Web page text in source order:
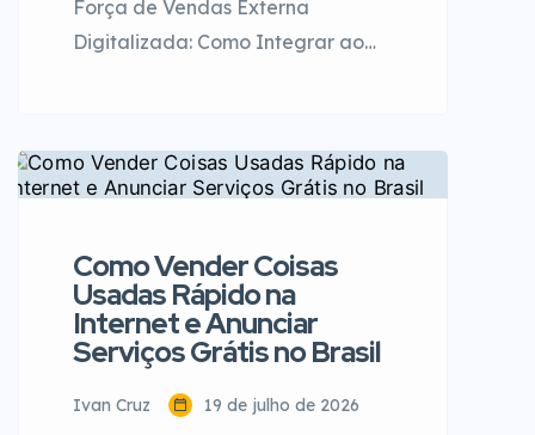
Força de Vendas Externa
Digitalizada: Como Integrar ao
Força de Vendas Externa
Digitalizada: Como Integrar ao
Vendas em 2026 📅 24 de julho de
2026 ⏱️ 12 min de leitura ✍️ IC
Vendas Início / Blog / Força de
Vendas / […]
Como Vender Coisas
Usadas Rápido na
Internet e Anunciar
Serviços Grátis no Brasil
Ivan Cruz 19 de julho de 2026